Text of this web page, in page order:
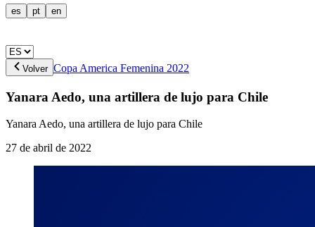
es pt en
Volver Copa America Femenina 2022
Yanara Aedo, una artillera de lujo para Chile
Yanara Aedo, una artillera de lujo para Chile
27 de abril de 2022